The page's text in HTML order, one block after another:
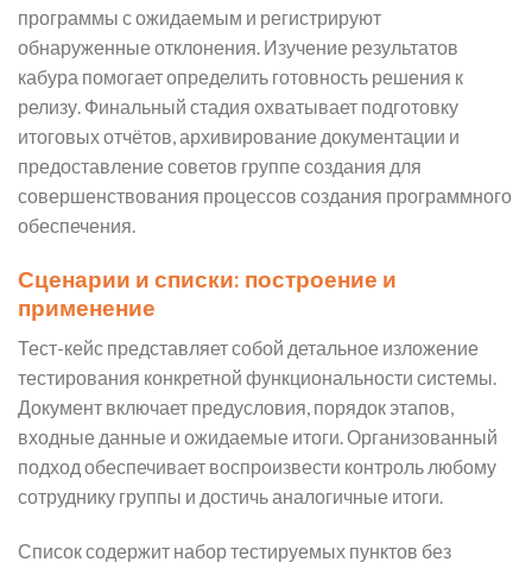
программы с ожидаемым и регистрируют
обнаруженные отклонения. Изучение результатов
кабура помогает определить готовность решения к
релизу. Финальный стадия охватывает подготовку
итоговых отчётов, архивирование документации и
предоставление советов группе создания для
совершенствования процессов создания программного
обеспечения.
Сценарии и списки: построение и
применение
Тест-кейс представляет собой детальное изложение
тестирования конкретной функциональности системы.
Документ включает предусловия, порядок этапов,
входные данные и ожидаемые итоги. Организованный
подход обеспечивает воспроизвести контроль любому
сотруднику группы и достичь аналогичные итоги.
Список содержит набор тестируемых пунктов без